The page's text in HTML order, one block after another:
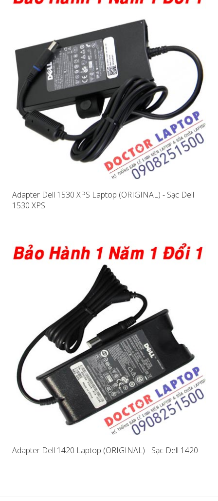
Adapter Dell 1530 XPS Laptop (ORIGINAL) - Sạc Dell
1530 XPS
Adapter Dell 1420 Laptop (ORIGINAL) - Sạc Dell 1420